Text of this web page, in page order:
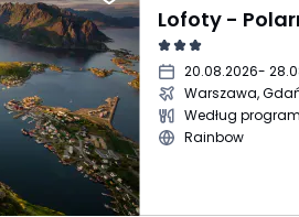
20.08.2026-
Warszawa,
Według
Rainbow